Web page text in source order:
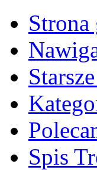
Strona
Spis